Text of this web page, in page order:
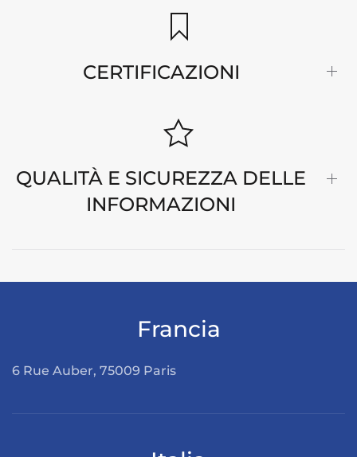
CERTIFICAZIONI
QUALITÀ E SICUREZZA DELLE
INFORMAZIONI
Francia
6 Rue Auber, 75009 Paris